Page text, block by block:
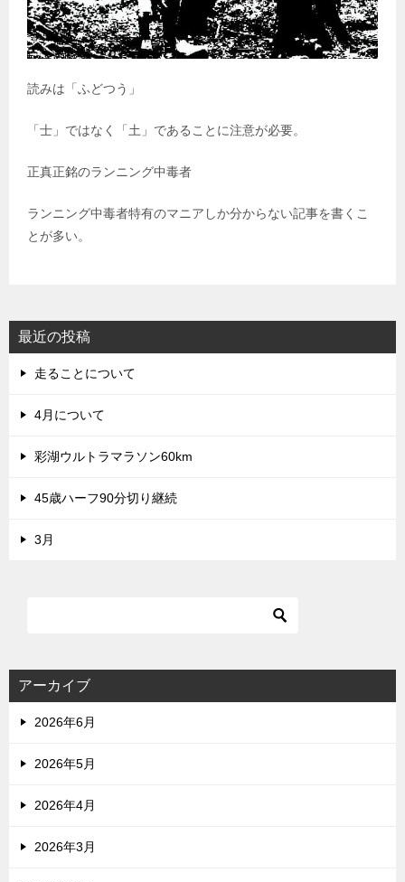
読みは「ふどつう」
「士」ではなく「土」であることに注意が必要。
正真正銘のランニング中毒者
ランニング中毒者特有のマニアしか分からない記事を書くこ
とが多い。
最近の投稿
走ることについて
4月について
彩湖ウルトラマラソン60km
45歳ハーフ90分切り継続
3月
アーカイブ
2026年6月
2026年5月
2026年4月
2026年3月